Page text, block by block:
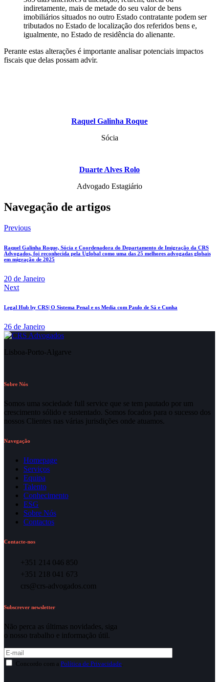
indiretamente, mais de metade do seu valor de bens
imobiliários situados no outro Estado contratante podem ser
tributados no Estado de localização dos referidos bens e,
igualmente, no Estado de residência do alienante.
Perante estas alterações é importante analisar potenciais impactos
fiscais que delas possam advir.
Raquel Galinha Roque
Sócia
Duarte Alves Rolo
Advogado Estagiário
Navegação de artigos
Previous
Raquel Galinha Roque, Sócia e Coordenadora do Departamento de Imigração da CRS
Advogados, foi reconhecida pela Uglobal como uma das 25 melhores advogadas globais
em migração de 2025
20 de Janeiro
Next
Legal Hub by CRS| O Sistema Penal e os Media com Paulo de Sá e Cunha
26 de Janeiro
Lisboa-Porto-Algarve
Sobre Nós
Somos uma sociedade full service que se tem pautado por um
crescimento sólido e sustentado. Somos focados para o sucesso dos
nossos Clientes nas várias jurisdições onde atuamos.
Navegação
Homepage
Serviços
Equipa
Talento
Conhecimento
ESG
Sobre Nós
Contactos
Contacte-nos
+351 214 046 850
+351 218 041 673
crs@crs-advogados.com
Subscrever newsletter
Não perca as últimas novidades, siga
o nosso trabalho e informação útil.
Concordo com a Política de Privacidade